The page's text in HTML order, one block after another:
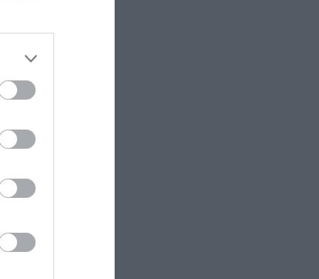
αγάπησα
μου
ένιωσε
όλους όσα
ο
ταξίδι